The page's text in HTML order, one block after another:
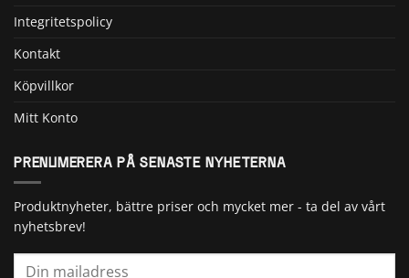
Integritetspolicy
Kontakt
Köpvillkor
Mitt Konto
PRENUMERERA PÅ SENASTE NYHETERNA
Produktnyheter, bättre priser och mycket mer - ta del av vårt
nyhetsbrev!